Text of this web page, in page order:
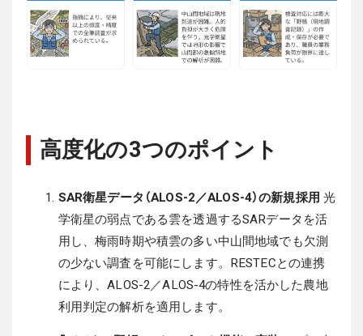
高度化の3つのポイント
SAR衛星データ（ALOS-2／ALOS-4）の新規採用 光
学衛星の弱点である雲を透過するSARデータを活
用し、梅雨時期や積雲の多い中山間地域でも欠測
の少ない調査を可能にします。RESTECとの連携
により、ALOS-2／ALOS-4の特性を活かした農地
利用判定の解析を適用します。